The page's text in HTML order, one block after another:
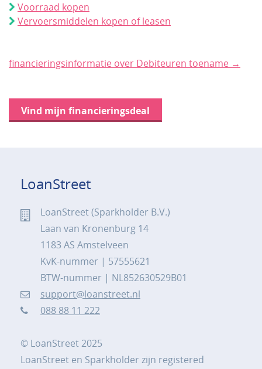
Voorraad kopen
Vervoersmiddelen kopen of leasen
financieringsinformatie over Debiteuren toename →
Vind mijn financieringsdeal
LoanStreet
LoanStreet (Sparkholder B.V.)
Laan van Kronenburg 14
1183 AS Amstelveen
KvK-nummer | 57555621
BTW-nummer | NL852630529B01
support@loanstreet.nl
088 88 11 222
© LoanStreet 2025
LoanStreet en Sparkholder zijn registered